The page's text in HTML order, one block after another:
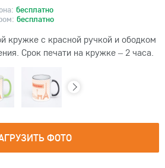
бесплатно
бесплатно
кружке с красной ручкой и ободком
Срок печати на кружке – 2 часа.
ФОТО